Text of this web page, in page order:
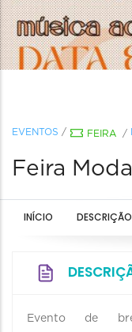
EVENTOS / FEIRA /
Feira
INÍCIO DESCRIÇÃO
Evento de